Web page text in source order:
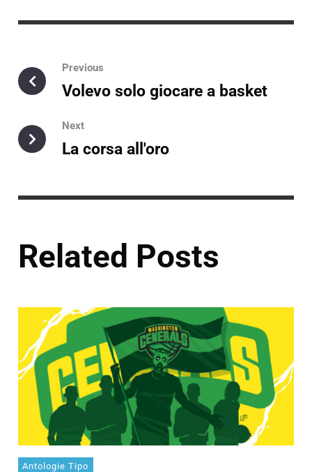
Previous
Volevo solo giocare a basket
Next
La corsa all'oro
Related Posts
Antologie Tipo